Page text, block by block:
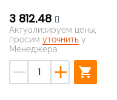
3 812,48
Актуализируем цены,
просим уточнить у
Менеджера
remove add shopping_cart